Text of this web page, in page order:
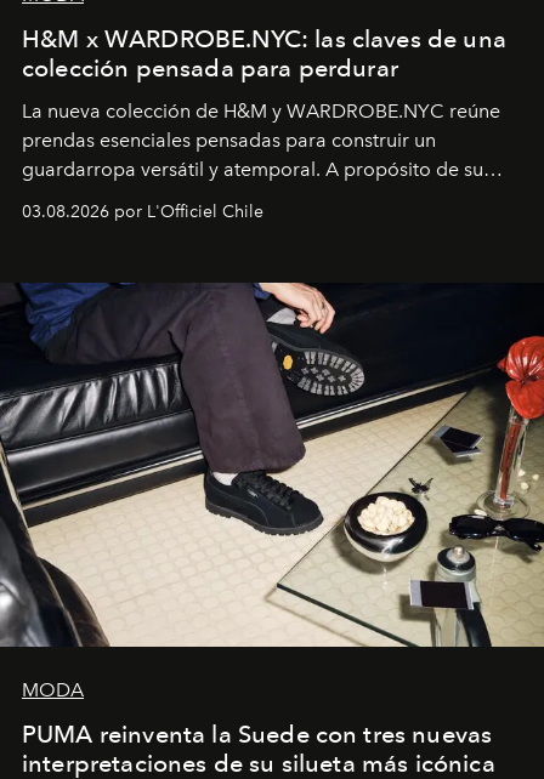
H&M x WARDROBE.NYC: las claves de una
colección pensada para perdurar
La nueva colección de H&M y WARDROBE.NYC reúne
prendas esenciales pensadas para construir un
guardarropa versátil y atemporal. A propósito de su
la asesora creativa y jefa de diseño global de la marca
y la filosofía detrás de la propuesta.
03.08.2026 por L'Officiel Chile
MODA
PUMA reinventa la Suede con tres nuevas
interpretaciones de su silueta más icónica